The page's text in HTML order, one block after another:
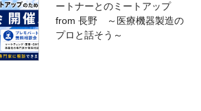
ートナーとのミートアップ
from 長野 ～医療機器製造の
プロと話そう～